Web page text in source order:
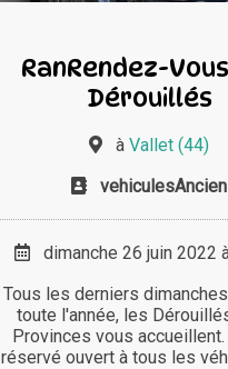
RanRendez-
Dérouillés
à Vallet (44)
vehiculesAncien
dimanche 26 juin 2022
Tous les derniers
toute l'année, les
Provinces vous accueillent.
réservé ouvert à tous les